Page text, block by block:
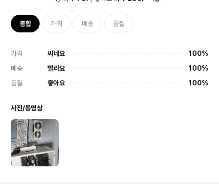
종합 가격 배송 품질
가격 싸네요
100%
배송
빨라요
100%
품질
좋아요 100%
사진/동영상